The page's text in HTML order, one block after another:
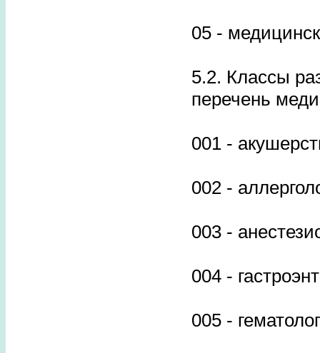
05 -
5.2. Классы
перечень
001 -
002 -
003 -
004 -
005 -